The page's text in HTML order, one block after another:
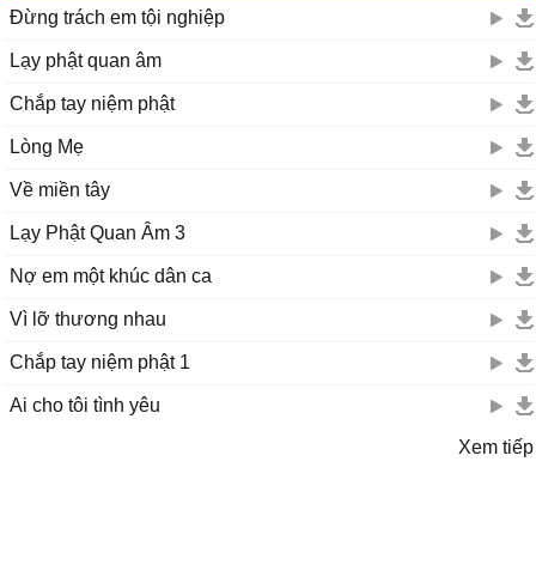
Đừng trách em tội nghiệp
Lạy phật quan âm
Chắp tay niệm phật
Lòng Mẹ
Về miền tây
Lạy Phật Quan Âm 3
Nợ em một khúc dân ca
Vì lỡ thương nhau
Chắp tay niệm phật 1
Ai cho tôi tình yêu
Xem tiếp